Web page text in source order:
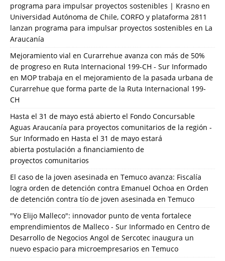
programa para impulsar proyectos sostenibles | Krasno en
Universidad Autónoma de Chile, CORFO y plataforma 2811
lanzan programa para impulsar proyectos sostenibles en La
Araucanía
Mejoramiento vial en Curarrehue avanza con más de 50%
de progreso en Ruta Internacional 199-CH - Sur Informado
en MOP trabaja en el mejoramiento de la pasada urbana de
Curarrehue que forma parte de la Ruta Internacional 199-
CH
Hasta el 31 de mayo está abierto el Fondo Concursable
Aguas Araucanía para proyectos comunitarios de la región -
Sur Informado en Hasta el 31 de mayo estará
abierta postulación a financiamiento de
proyectos comunitarios
El caso de la joven asesinada en Temuco avanza: Fiscalía
logra orden de detención contra Emanuel Ochoa en Orden
de detención contra tío de joven asesinada en Temuco
"Yo Elijo Malleco": innovador punto de venta fortalece
emprendimientos de Malleco - Sur Informado en Centro de
Desarrollo de Negocios Angol de Sercotec inaugura un
nuevo espacio para microempresarios en Temuco